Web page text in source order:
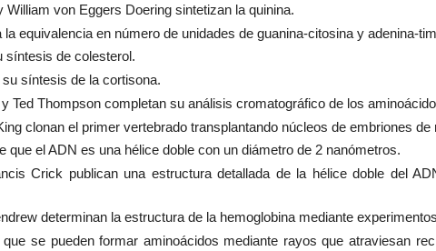
von Eggers Doering sintetizan la quinina.
equivalencia en número de unidades de guanina-citosina y adenina-
de colesterol.
síntesis de la cortisona.
Ted Thompson completan su análisis cromatográfico de los
clonan el primer vertebrado transplantando núcleos de embriones de
que el ADN es una hélice doble con un diámetro de 2 nanómetros.
Crick publican una estructura detallada de la hélice doble del
determinan la estructura de la hemoglobina mediante
se pueden formar aminoácidos mediante rayos que atraviesan